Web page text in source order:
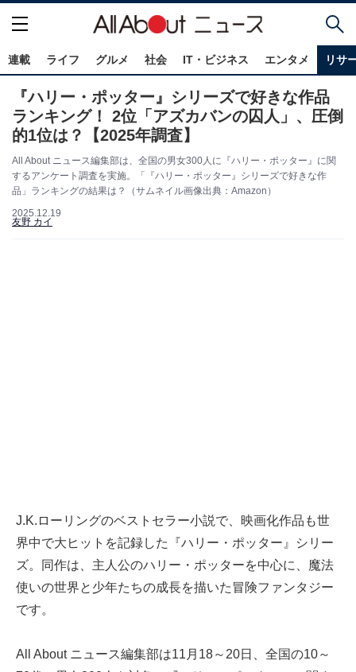
連載 ライフ グルメ 社会 IT・ビジネス エンタメ リサ
『ハリー・ポッター』シリーズで好きな作品
ランキング！ 2位「アズカバンの囚人」、圧倒
的1位は？【2025年調査】
All About ニュース編集部は、全国の男女300人に『ハリー・ポッター』に関
するアンケート調査を実施。「『ハリー・ポッター』シリーズで好きな作
品」ランキングの結果は？（サムネイル画像出典：Amazon）
2025.12.19
友野 カイ
J.K.ローリングのベストセラー小説で、映画化作品も世
界中で大ヒットを記録した『ハリー・ポッター』シリー
ズ。同作は、主人公のハリー・ポッターを中心に、魔法
使いの世界と少年たちの成長を描いた冒険ファンタジー
です。
All About ニュース編集部は11月18～20日、全国の10～